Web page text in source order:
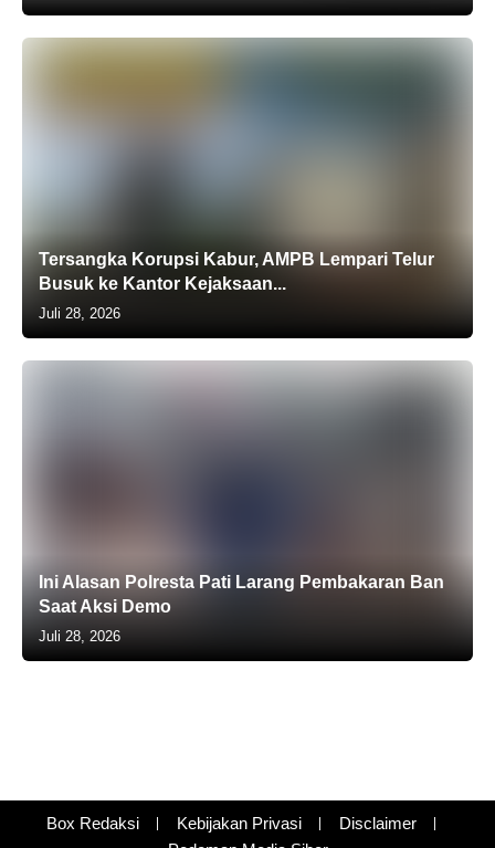
Tersangka Korupsi Kabur, AMPB Lempari Telur
Busuk ke Kantor Kejaksaan...
Juli 28, 2026
Ini Alasan Polresta Pati Larang Pembakaran Ban
Saat Aksi Demo
Juli 28, 2026
Box Redaksi Kebijakan Privasi
Disclaimer